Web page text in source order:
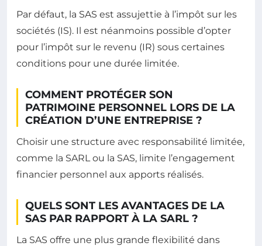
Par défaut, la SAS est assujettie à l’impôt sur les
sociétés (IS). Il est néanmoins possible d’opter
pour l’impôt sur le revenu (IR) sous certaines
conditions pour une durée limitée.
COMMENT PROTÉGER SON
PATRIMOINE PERSONNEL LORS DE LA
CRÉATION D’UNE ENTREPRISE ?
Choisir une structure avec responsabilité limitée,
comme la SARL ou la SAS, limite l’engagement
financier personnel aux apports réalisés.
QUELS SONT LES AVANTAGES DE LA
SAS PAR RAPPORT À LA SARL ?
La SAS offre une plus grande flexibilité dans